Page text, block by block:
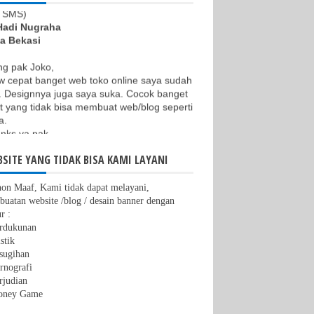
Nugraha
Bekasi
cepat banget web toko online saya sudah
Designnya juga saya suka. Cocok banget
yang tidak bisa membuat web/blog seperti
ya pak.
Caramelia
jagowebsite untuk pembuatan
nya.
cepat,website nya bagus,
sabar melayani permintaan dan
juga.
recomendeed deh. Buat yg mau
website,percayakan saja pada jago nya ;)
jagowebsite makin laris maniss...:)
YANG TIDAK BISA KAMI LAYANI
Maaf, Kami tidak dapat melayani,
website /blog / desain banner dengan
:
Game